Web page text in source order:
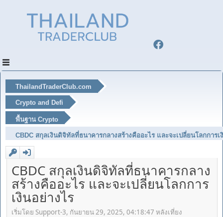
ThailandTraderClub.com
Crypto and Defi
พื้นฐาน Crypto
CBDC สกุลเงินดิจิทัลที่ธนาคารกลางสร้างคืออะไร และจะเปลี่ยนโลกการเ
CBDC สกุลเงินดิจิทัลที่ธนาคารกลาง
สร้างคืออะไร และจะเปลี่ยนโลกการ
เงินอย่างไร
เริ่มโดย Support-3, กันยายน 29, 2025, 04:18:47 หลังเที่ยง